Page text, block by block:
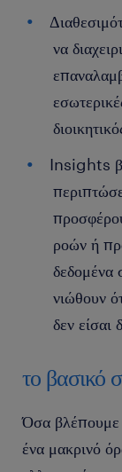
να
Insights
ροών ή
δεδομένα
νιώθουν
δεν είσαι
το βασικό
Όσα βλέπουμε
ένα μακρινό